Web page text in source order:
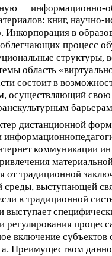
информационно-
книг, научно-
Инкорпорация в
процесс
структуры,
область
состоит в
осуществляющий
дистанционной
коммуникации
традиционной
среды, выступающей
в традиционной
выступает
включение субъектов
Преимуществом